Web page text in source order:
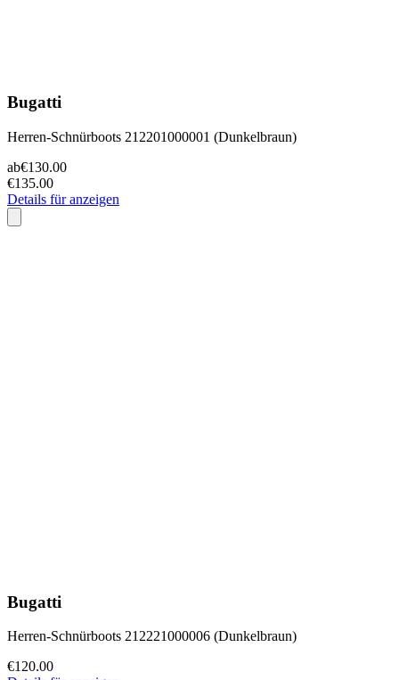
Bugatti
Herren-Schnürboots 212201000001 (Dunkelbraun)
ab€130.00
€135.00
Details für anzeigen
Bugatti
Herren-Schnürboots 212221000006 (Dunkelbraun)
€120.00